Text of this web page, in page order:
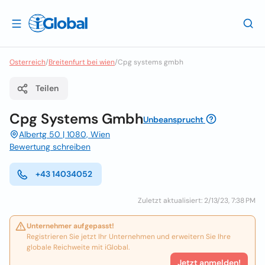
Osterreich/Breitenfurt bei wien/Cpg systems gmbh
Teilen
Cpg Systems GmbhUnbeansprucht
Albertg 50 | 1080, Wien
Bewertung schreiben
+43 14034052
Zuletzt aktualisiert: 2/13/23, 7:38 PM
Unternehmer aufgepasst!
Registrieren Sie jetzt Ihr Unternehmen und erweitern Sie Ihre
globale Reichweite mit iGlobal.
Jetzt anmelden!